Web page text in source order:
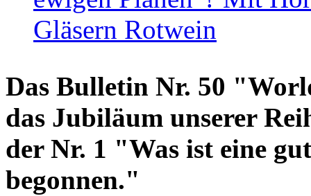
Gläsern Rotwein
Das Bulletin Nr. 50
das Jubiläum unserer
der Nr. 1 "Was ist eine
begonnen."